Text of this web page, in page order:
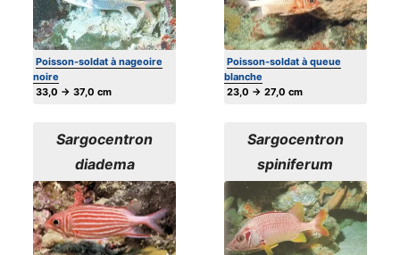
Poisson-soldat à nageoire
noire
33,0 → 37,0 cm
Poisson-soldat à queue
blanche
23,0 → 27,0 cm
Sargocentron
diadema
Sargocentron
spiniferum